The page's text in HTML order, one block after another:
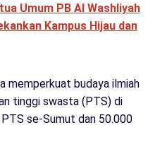
Umum PB Al Washliyah
Kampus Hijau dan
memperkuat budaya ilmiah
tinggi swasta (PTS) di
se-Sumut dan 50.000